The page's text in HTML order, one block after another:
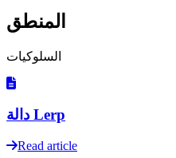
المنطق
السلوكيات
دالة Lerp
Read article